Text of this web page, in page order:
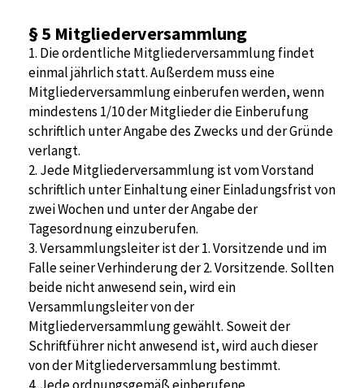
§ 5 Mitgliederversammlung
1. Die ordentliche Mitgliederversammlung findet
einmal jährlich statt. Außerdem muss eine
Mitgliederversammlung einberufen werden, wenn
mindestens 1/10 der Mitglieder die Einberufung
schriftlich unter Angabe des Zwecks und der Gründe
verlangt.
2. Jede Mitgliederversammlung ist vom Vorstand
schriftlich unter Einhaltung einer Einladungsfrist von
zwei Wochen und unter der Angabe der
Tagesordnung einzuberufen.
3. Versammlungsleiter ist der 1. Vorsitzende und im
Falle seiner Verhinderung der 2. Vorsitzende. Sollten
beide nicht anwesend sein, wird ein
Versammlungsleiter von der
Mitgliederversammlung gewählt. Soweit der
Schriftführer nicht anwesend ist, wird auch dieser
von der Mitgliederversammlung bestimmt.